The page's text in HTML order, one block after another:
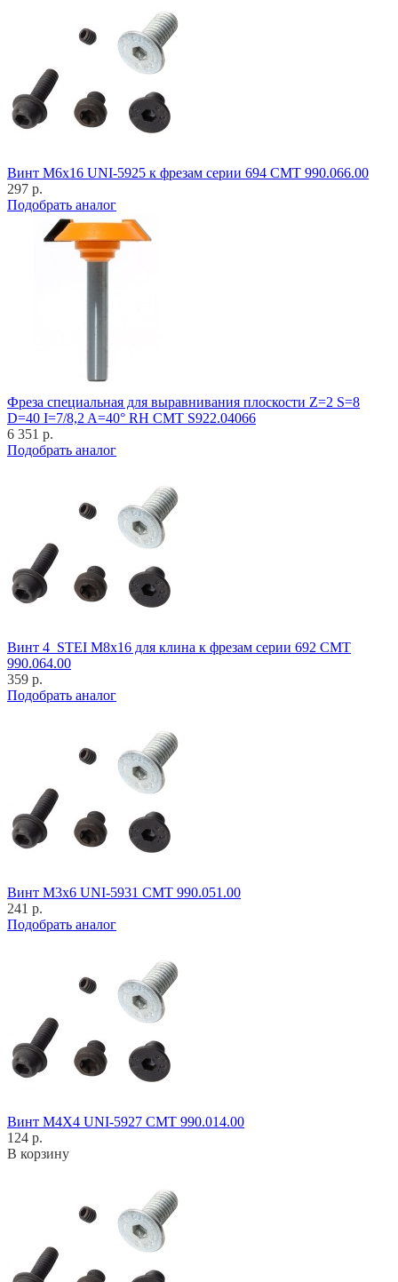
Винт M6x16 UNI-5925 к фрезам серии 694 CMT 990.066.00
297 р.
Подобрать аналог
Фреза специальная для выравнивания плоскости Z=2 S=8
D=40 I=7/8,2 A=40° RH CMT S922.04066
6 351 р.
Подобрать аналог
Винт 4_STEI M8x16 для клина к фрезам серии 692 CMT
990.064.00
359 р.
Подобрать аналог
Винт M3x6 UNI-5931 CMT 990.051.00
241 р.
Подобрать аналог
Винт M4X4 UNI-5927 CMT 990.014.00
124 р.
В корзину